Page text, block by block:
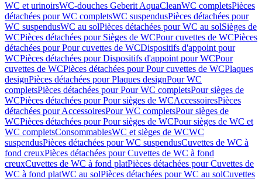
WC et urinoirsWC-douches Geberit AquaCleanWC completsPièces
détachées pour WC completsWC suspendusPièces détachées pour
WC suspendusWC au solPièces détachées pour WC au solSièges de
WCPièces détachées pour Sièges de WCPour cuvettes de WCPièces
détachées pour Pour cuvettes de WCDispositifs d'appoint pour
WCPièces détachées pour Dispositifs d'appoint pour WCPour
cuvettes de WCPièces détachées pour Pour cuvettes de WCPlaques
designPièces détachées pour Plaques designPour WC
completsPièces détachées pour Pour WC completsPour sièges de
WCPièces détachées pour Pour sièges de WCAccessoiresPièces
détachées pour AccessoiresPour WC completsPour sièges de
WCPièces détachées pour Pour sièges de WCPour sièges de WC et
WC completsConsommablesWC et sièges de WCWC
suspendusPièces détachées pour WC suspendusCuvettes de WC à
fond creuxPièces détachées pour Cuvettes de WC à fond
creuxCuvettes de WC à fond platPièces détachées pour Cuvettes de
WC à fond platWC au solPièces détachées pour WC au solCuvettes